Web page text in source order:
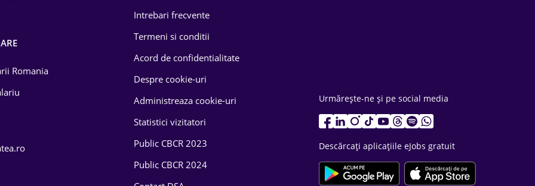
Romania
Intrebari frecvente
Termeni si conditii
Acord de confidentialitate
Despre cookie-uri
Administreaza cookie-uri
Statistici vizitatori
Public CBCR 2023
Public CBCR 2024
Urmărește-ne și pe social media
Descărcați aplicațiile eJobs gratuit